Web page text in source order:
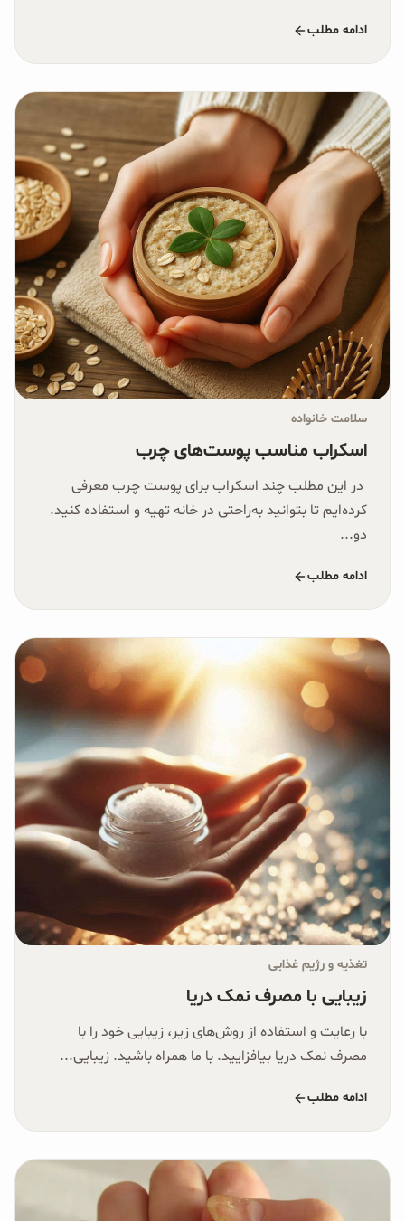
سبوس و جوانه‌ها
کتاب‌های OAB
وبلاگ
ادامه مطلب
سلامت خانواده
اسکراب مناسب پوست‌های چرب
در این مطلب چند اسکراب برای پوست چرب معرفی
کرده‌ایم تا بتوانید به‌راحتی در خانه تهیه و استفاده کنید.
دو...
ادامه مطلب
تغذیه و رژیم غذایی
زیبایی با مصرف نمک دریا
با رعایت و استفاده از روش‌های زیر، زیبایی خود را با
مصرف نمک دریا بیافزایید. با ما همراه باشید. زیبایی...
ادامه مطلب